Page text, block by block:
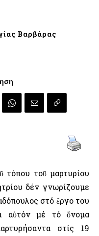
Βαρβάρας
τόπου τοῦ μαρτυρίου
δέν γνωρίζουμε
στό ἔργο του
αὐτόν μέ τό ὄνομα
στίς 19